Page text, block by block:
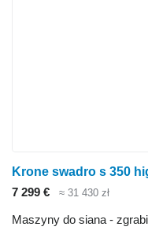
Krone swadro s 350
7 299 €
≈ 31 430 zł
Maszyny do siana -